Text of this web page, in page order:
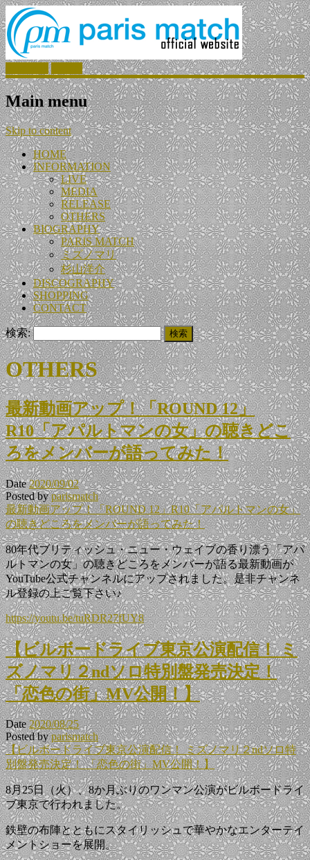
Main menu
Skip to content
HOME
INFORMATION
LIVE
MEDIA
RELEASE
OTHERS
BIOGRAPHY
PARIS MATCH
ミズノマリ
杉山洋介
DISCOGRAPHY
SHOPPING
CONTACT
検索:
OTHERS
最新動画アップ！「ROUND 12」
R10「アパルトマンの女」の聴きどこ
ろをメンバーが語ってみた！
Date2020/09/02
Posted byparismatch
最新動画アップ！「ROUND 12」R10「アパルトマンの女」
の聴きどころをメンバーが語ってみた！
80年代ブリティッシュ・ニュー・ウェイブの香り漂う「アパ
ルトマンの女」の聴きどころをメンバーが語る最新動画が
YouTube公式チャンネルにアップされました。是非チャンネ
ル登録の上ご覧下さい♪
https://youtu.be/tuRDR27fUY8
【ビルボードライブ東京公演配信！ ミ
ズノマリ２ndソロ特別盤発売決定！
「恋色の街」MV公開！】
Date2020/08/25
Posted byparismatch
【ビルボードライブ東京公演配信！ ミズノマリ２ndソロ特
別盤発売決定！ 「恋色の街」MV公開！】
8月25日（火）、8か月ぶりのワンマン公演がビルボードライ
ブ東京で行われました。
鉄壁の布陣とともにスタイリッシュで華やかなエンターテイ
メントショーを展開。